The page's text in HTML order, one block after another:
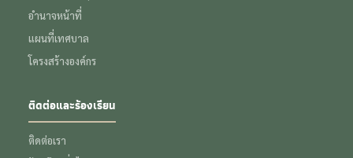
อำนาจหน้าที่
แผนที่เทศบาล
โครงสร้างองค์กร
ติดต่อและร้องเรียน
ติดต่อเรา